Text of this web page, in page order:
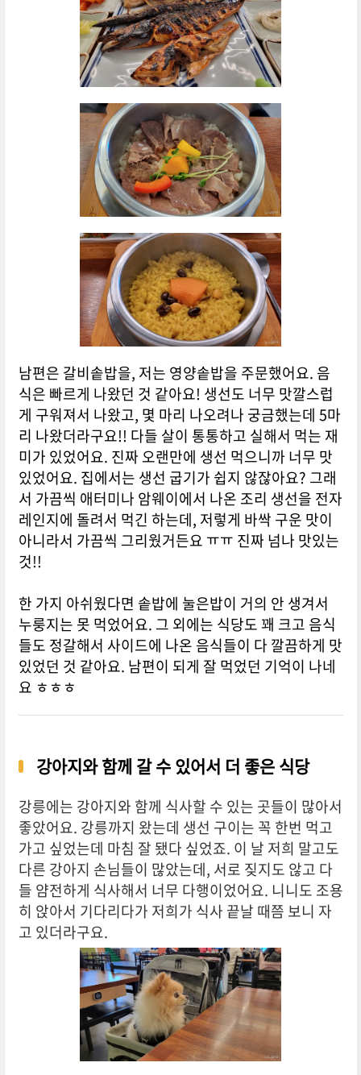
남편은 갈비솥밥을, 저는 영양솥밥을 주문했어요. 음
식은 빠르게 나왔던 것 같아요! 생선도 너무 맛깔스럽
게 구워져서 나왔고, 몇 마리 나오려나 궁금했는데 5마
리 나왔더라구요!! 다들 살이 통통하고 실해서 먹는 재
미가 있었어요. 진짜 오랜만에 생선 먹으니까 너무 맛
있었어요. 집에서는 생선 굽기가 쉽지 않잖아요? 그래
서 가끔씩 애터미나 암웨이에서 나온 조리 생선을 전자
레인지에 돌려서 먹긴 하는데, 저렇게 바싹 구운 맛이
아니라서 가끔씩 그리웠거든요 ㅠㅠ 진짜 넘나 맛있는
것!!
한 가지 아쉬웠다면 솥밥에 눌은밥이 거의 안 생겨서
누룽지는 못 먹었어요. 그 외에는 식당도 꽤 크고 음식
들도 정갈해서 사이드에 나온 음식들이 다 깔끔하게 맛
있었던 것 같아요. 남편이 되게 잘 먹었던 기억이 나네
요 ㅎㅎㅎ
강아지와 함께 갈 수 있어서 더 좋은 식당
강릉에는 강아지와 함께 식사할 수 있는 곳들이 많아서
좋았어요. 강릉까지 왔는데 생선 구이는 꼭 한번 먹고
가고 싶었는데 마침 잘 됐다 싶었죠. 이 날 저희 말고도
다른 강아지 손님들이 많았는데, 서로 짖지도 않고 다
들 얌전하게 식사해서 너무 다행이었어요. 니니도 조용
히 앉아서 기다리다가 저희가 식사 끝날 때쯤 보니 자
고 있더라구요.